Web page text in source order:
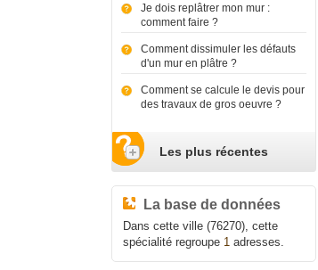
Je dois replâtrer mon mur :
comment faire ?
Comment dissimuler les défauts
d'un mur en plâtre ?
Comment se calcule le devis pour
des travaux de gros oeuvre ?
Les plus récentes
La base de données
Dans cette ville (76270), cette
spécialité regroupe 1adresses.